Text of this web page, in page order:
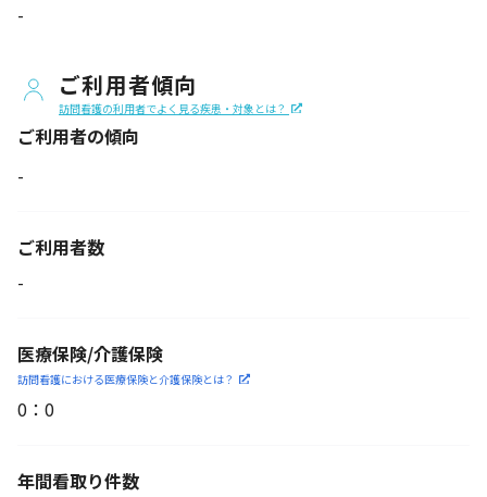
-
ご利用者傾向
訪問看護の利用者でよく見る疾患・対象とは？
ご利用者の傾向
-
ご利用者数
-
医療保険/介護保険
訪問看護における医療保険と介護保険とは？
0 ： 0
年間看取り件数